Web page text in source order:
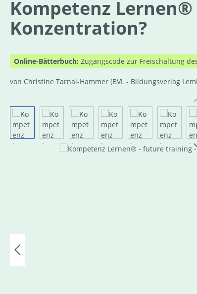
Kompetenz
Konzentration?
Online-Bätterbuch: Zugangscode zur Freischaltung
von Christine Tarnai-Hammer (BVL - Bildungsverlag
Bildergalerie überspringen